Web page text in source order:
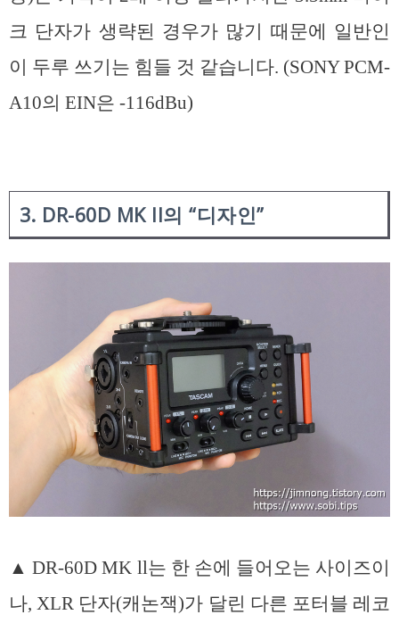
크 단자가 생략된 경우가 많기 때문에 일반인
이 두루 쓰기는 힘들 것 같습니다. (SONY PCM-
A10의 EIN은 -116dBu)
3. DR-60D MK ll의 “디자인”
▲ DR-60D MK ll는 한 손에 들어오는 사이즈이
나, XLR 단자(캐논잭)가 달린 다른 포터블 레코